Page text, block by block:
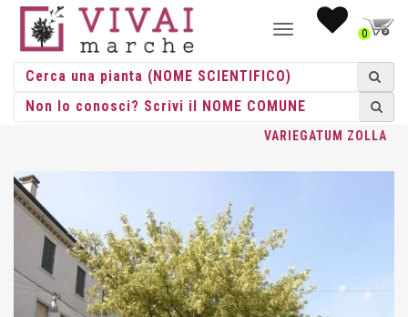
NAVIGAZIONE0
HOME/ALBERI /ALBERI ZOLLA / ACER / ACER NEGUNDO
VARIEGATUM ZOLLA